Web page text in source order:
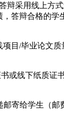
辩采用线上方
答辩合格的学
目/毕业论文
或线下纸质证
寄给学生（邮